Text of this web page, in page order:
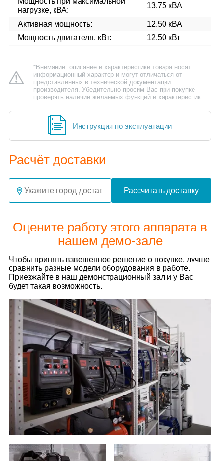
нагрузке, кВА:
13.75 кВА
Активная мощность:
12.50 кВА
Мощность двигателя, кВт:
12.50 кВт
*Внимание: описание и характеристики товара носят
информационный характер и могут отличаться от
представленных в технической документации
производителя. Убедительно просим Вас при покупке
проверять наличие желаемых функций и характеристик.
Инструкция по эксплуатации
Расчёт доставки
Рассчитать доставку
Оцените работу этого аппарата в
нашем демо-зале
Чтобы принять взвешенное решение о покупке, лучше
сравнить разные модели оборудования в работе.
Приезжайте в наш демонстрационный зал и у Вас
будет такая возможность.